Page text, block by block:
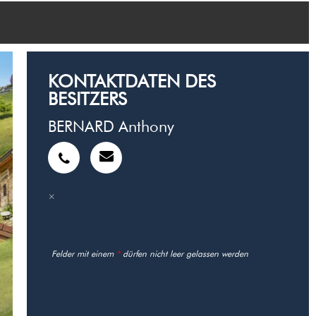
KONTAKTDATEN DES
BESITZERS
BERNARD Anthony
Felder mit einem *dürfen nicht leer gelassen werden